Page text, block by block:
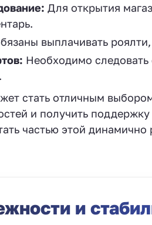
Для открытия
выплачивать
Необходимо
стать отличным
и получить
частью этой
и